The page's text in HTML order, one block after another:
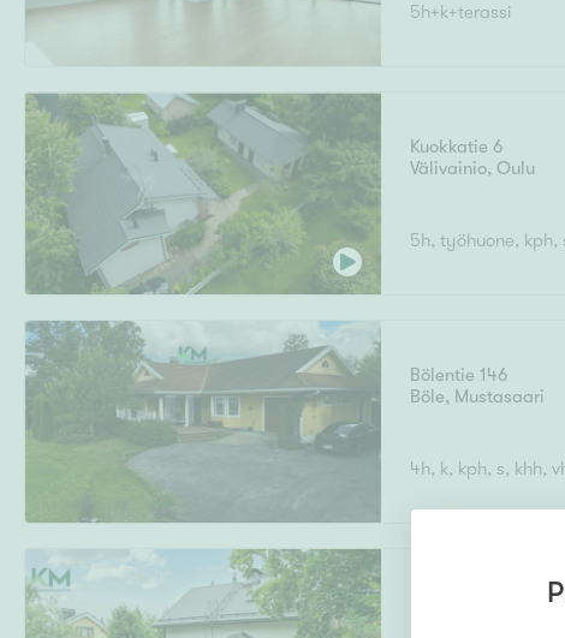
5h+k+terassi
Kuokkatie 6
Välivainio, Oulu
5h, työhuone, kph,
Bölentie 146
Böle, Mustasaari
4h, k, kph, s, khh,